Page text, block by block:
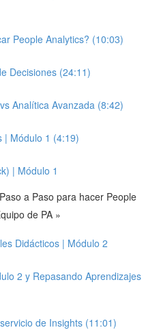
People Analytics? (10:03)
Decisiones (24:11)
Analítica Avanzada (8:42)
| Módulo 1 (4:19)
| Módulo 1
a Paso para hacer People
de PA »
Didácticos | Módulo 2
2 y Repasando Aprendizajes
de Insights (11:01)